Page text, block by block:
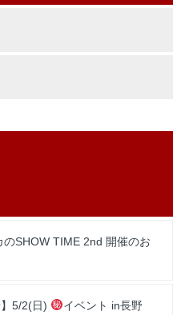
のSHOW TIME 2nd 開催のお
5/2(日)
イベント in長野